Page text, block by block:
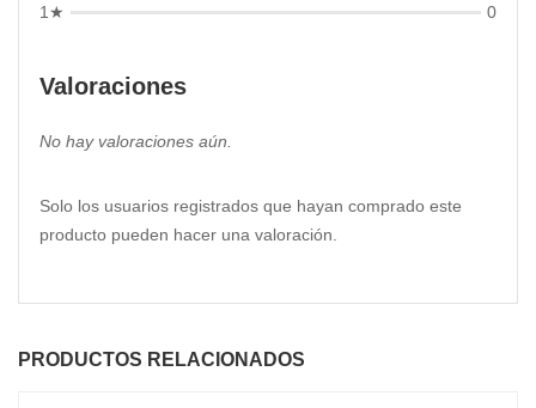
1★
0
Valoraciones
No hay valoraciones aún.
Solo los usuarios registrados que hayan comprado este
producto pueden hacer una valoración.
PRODUCTOS RELACIONADOS